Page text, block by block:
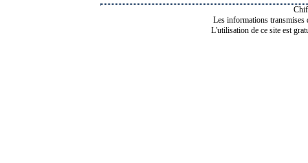
Les informations transmises
L'utilisation de ce site est